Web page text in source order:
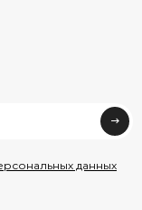
данных